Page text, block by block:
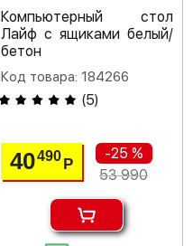
Компьютерный стол
Лайф с ящиками белый/
бетон
Код товара: 184266
(5)
40490 Р
-25 %
53 990